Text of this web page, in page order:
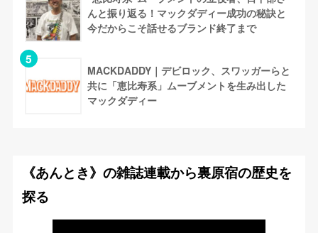
んと振り返る！マックダディー成功の秘訣と
今だからこそ話せるブランド終了まで
MACKDADDY｜デビロック、スワッガーらと
共に「恵比寿系」ムーブメントを生み出した
マックダディー
《あんとき》の雑誌連載から裏原宿の歴史を
探る